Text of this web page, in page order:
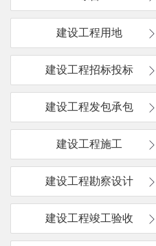
建设工程用地
建设工程招标投标
建设工程发包承包
建设工程施工
建设工程勘察设计
建设工程竣工验收